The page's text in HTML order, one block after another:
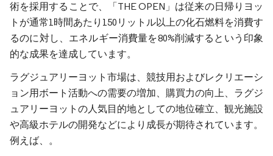
術を採用することで、「THE OPEN」は従来の日帰りヨッ
トが通常1時間あたり150リットル以上の化石燃料を消費す
るのに対し、エネルギー消費量を80%削減するという印象
的な成果を達成しています。
ラグジュアリーヨット市場は、競技用およびレクリエーシ
ョン用ボート活動への需要の増加、購買力の向上、ラグジ
ュアリーヨットの人気目的地としての地位確立、観光施設
や高級ホテルの開発などにより成長が期待されています。
例えば、。